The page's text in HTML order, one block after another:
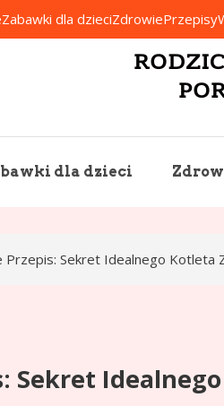
Zabawki dla dzieciZdrowiePrzepisy
dla dzieci
Przepis: Sekret Idealnego Kotleta
Sekret